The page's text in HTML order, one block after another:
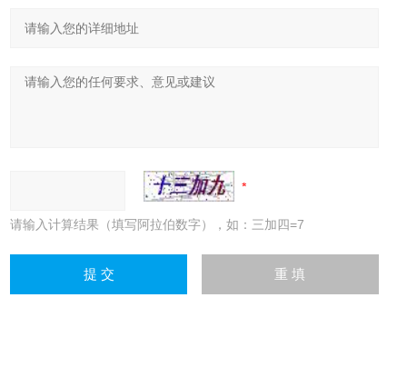
请输入计算结果（填写阿拉伯数字），如：三加四=7